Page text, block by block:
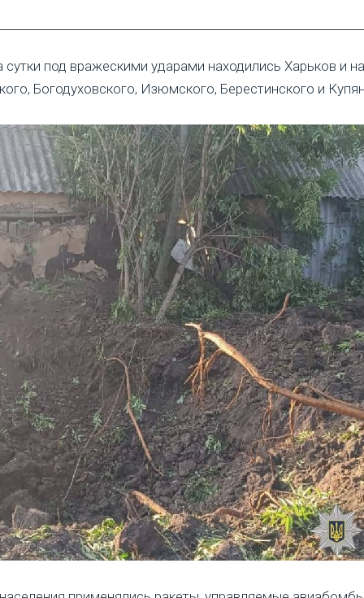
под вражескими ударами находились Харьков и
Богодуховского, Изюмского, Берестинского и